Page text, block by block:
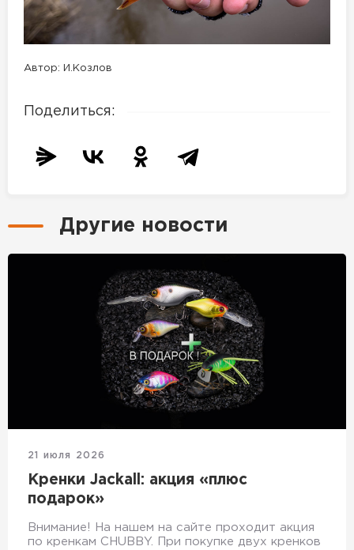
Автор: И.Козлов
Поделиться:
Другие новости
21 июля 2026
Кренки Jackall: акция «плюс
подарок»
Внимание! На нашем на сайте проходит акция
по кренкам CHUBBY. При покупке двух кренков